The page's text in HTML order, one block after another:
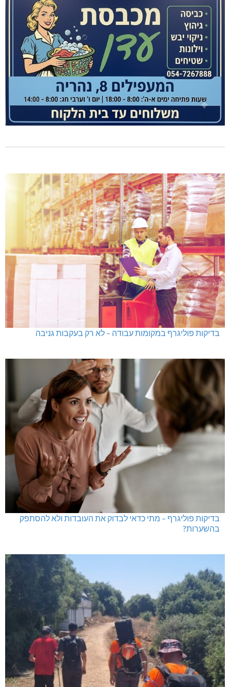
בדיקות פוליגרף במקומות עבודה – לא רק בעקבות גניבה
בדיקות פוליגרף – מתי כדאי לבדוק את העובדות ולא להסתפק
בהשערות?